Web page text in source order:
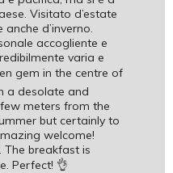
Visitato d’estate
d’inverno.
accogliente e
varia e
gem in the centre of
a desolate and
meters from the
but certainly to
welcome!
breakfast is
Perfect! 👌